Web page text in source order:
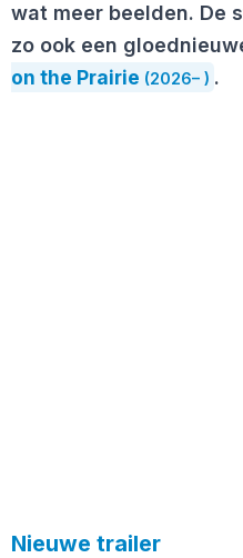
wat meer beelden. De
zo ook een
on the Prairie (2026– ) .
Nieuwe trailer